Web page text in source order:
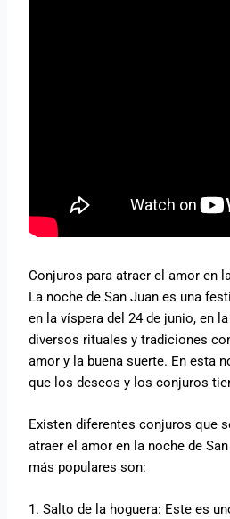
Conjuros para atraer el amor en
La noche de San Juan es una
en la víspera del 24 de junio, en
diversos rituales y tradiciones
amor y la buena suerte. En esta
que los deseos y los conjuros
Existen diferentes conjuros que
atraer el amor en la noche de
más populares son:
1. Salto de la hoguera: Este es